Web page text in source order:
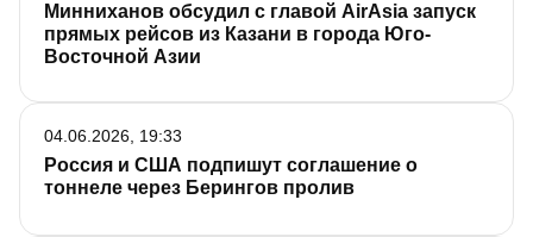
Минниханов обсудил с главой AirAsia запуск
прямых рейсов из Казани в города Юго-
Восточной Азии
Россия и США подпишут соглашение о
тоннеле через Берингов пролив
04.06.2026, 19:33